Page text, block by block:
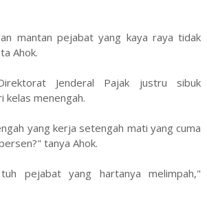
mantan pejabat yang kaya raya tidak
Ahok.
Jenderal Pajak justru sibuk
kelas menengah.
yang kerja setengah mati yang cuma
tanya Ahok.
pejabat yang hartanya melimpah,"